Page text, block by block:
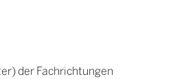
der Fachrichtungen